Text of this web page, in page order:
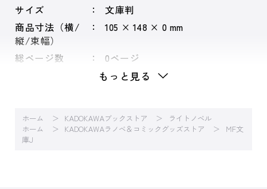
サイズ
文庫判
商品寸法（横/
縦/束幅）
105 × 148 × 0 mm
総ページ数 0ページ
もっと見る
ホーム KADOKAWAブックストア
ライトノベル
ホーム
KADOKAWAラノベ＆コミックグッズストア
MF文
庫J